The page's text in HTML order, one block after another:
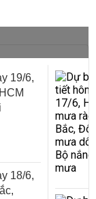
19/6,
18/6,